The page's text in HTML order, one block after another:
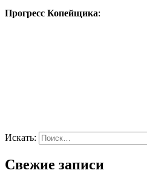
Прогресс Копейщика:
Искать:
Свежие записи